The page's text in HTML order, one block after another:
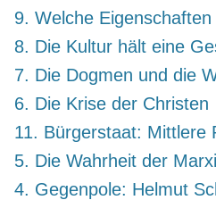
9. Welche
8. Die Kultur hält eine
7. Die Dogmen und die
6. Die Krise der Christen
11. Bürgerstaat: Mittlere
5. Die Wahrheit der
4. Gegenpole: Helmut